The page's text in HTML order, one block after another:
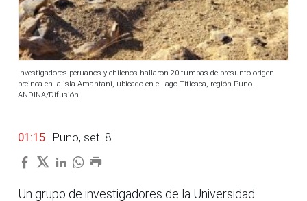
Investigadores peruanos y chilenos hallaron 20 tumbas de presunto origen
preinca en la isla Amantani, ubicado en el lago Titicaca, región Puno.
ANDINA/Difusión
01:15 | Puno, set. 8.
Un grupo de investigadores de la Universidad